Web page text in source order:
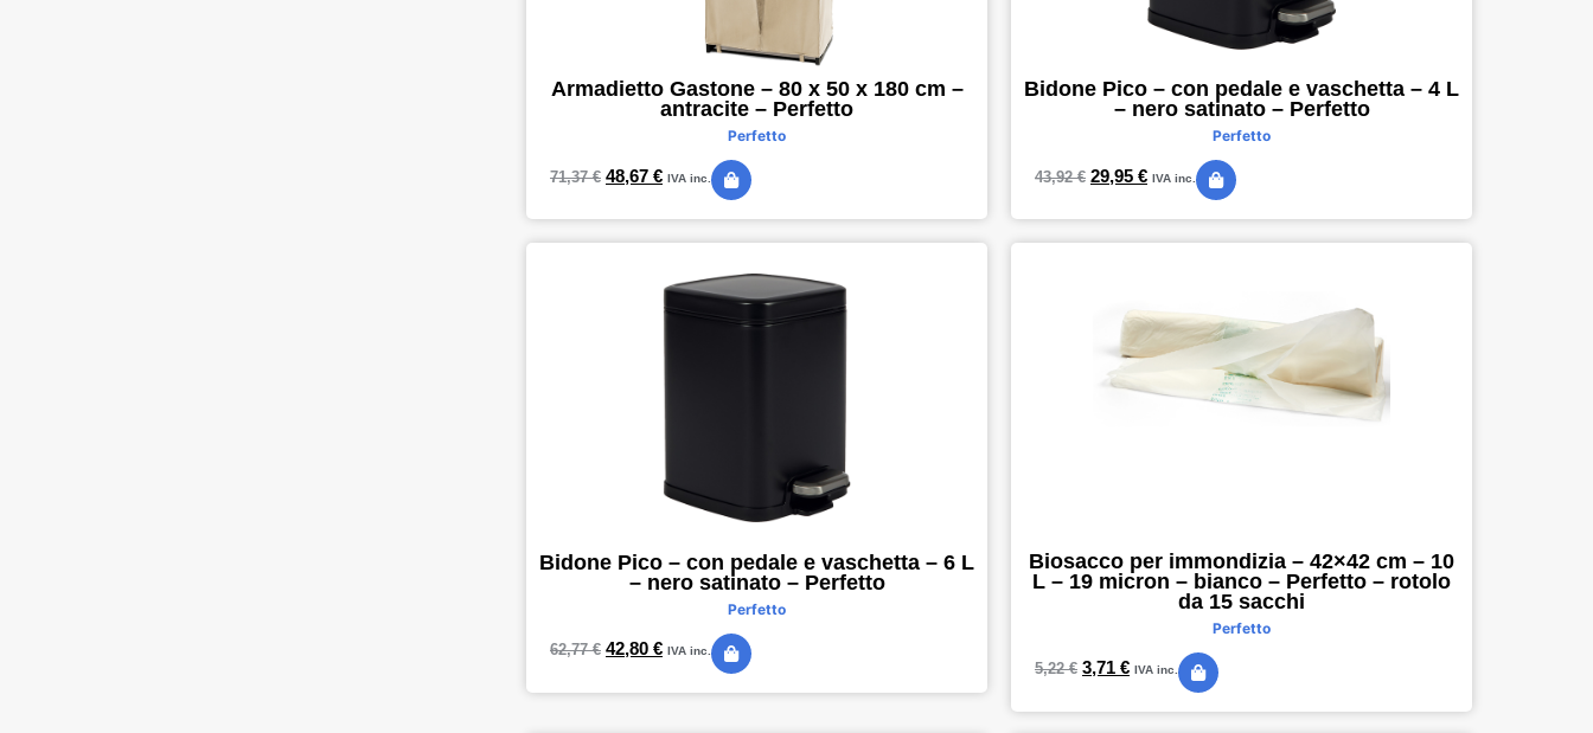
Armadietto Gastone – 80 x 50 x 180 cm –
antracite – Perfetto
Perfetto
71,37€ 48,67 € IVA inc.
Bidone Pico – con pedale e vaschetta – 4 L
– nero satinato – Perfetto
Perfetto
43,92€ 29,95 € IVA inc.
Bidone Pico – con pedale e vaschetta – 6 L
– nero satinato – Perfetto
Perfetto
62,77€ 42,80 € IVA inc.
Biosacco per immondizia – 42×42 cm – 10
L – 19 micron – bianco – Perfetto – rotolo
da 15 sacchi
Perfetto
5,22€ 3,71 € IVA inc.